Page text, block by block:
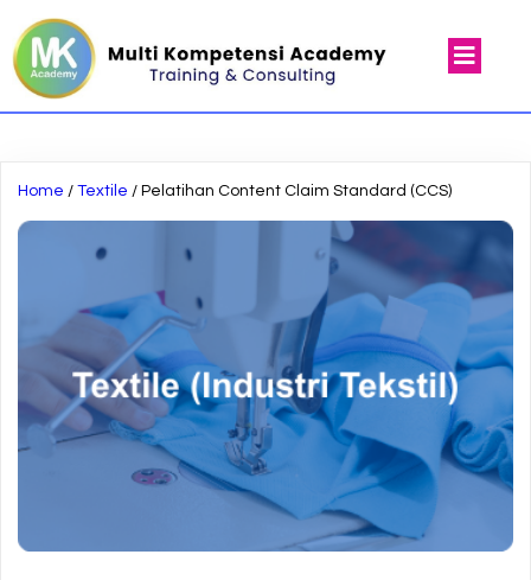
Home / Textile / Pelatihan Content Claim Standard (CCS)